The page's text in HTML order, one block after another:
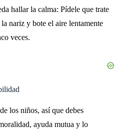
hallar la calma: Pídele que trate
nariz y bote el aire lentamente
veces.
los niños, así que debes
ayuda mutua y lo